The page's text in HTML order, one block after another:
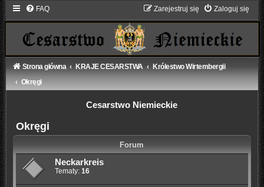
FAQ Zaloguj się
Zarejestruj się
Strona główna KRAJE CESARSTWA
Królestwo Wirtembergii
Okręgi
Cesarstwo Niemieckie
Okręgi
Forum
Neckarkreis
Tematy: 16